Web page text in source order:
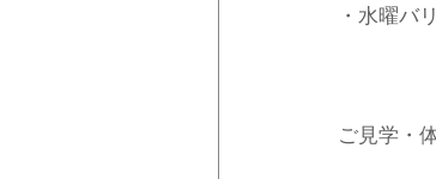
・水曜
ご見学・